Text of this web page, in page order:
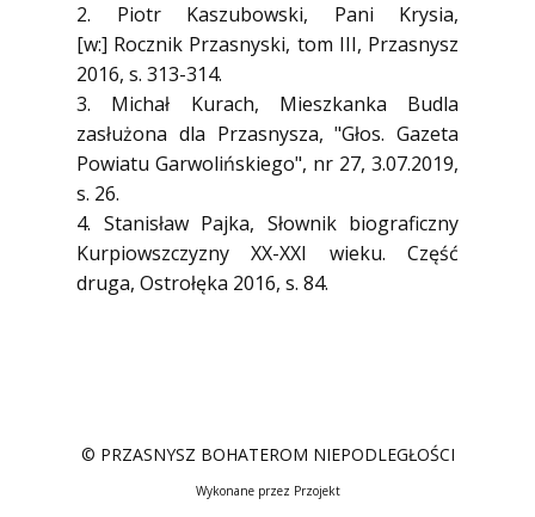
2. Piotr Kaszubowski, Pani Krysia,
[w:] Rocznik Przasnyski, tom III, Przasnysz
2016, s. 313-314.
3. Michał Kurach, Mieszkanka Budla
zasłużona dla Przasnysza, "Głos. Gazeta
Powiatu Garwolińskiego", nr 27, 3.07.2019,
s. 26.
4. Stanisław Pajka, Słownik biograficzny
Kurpiowszczyzny XX-XXI wieku. Część
druga, Ostrołęka 2016, s. 84.
© PRZASNYSZ BOHATEROM NIEPODLEGŁOŚCI
Wykonane przez Przojekt